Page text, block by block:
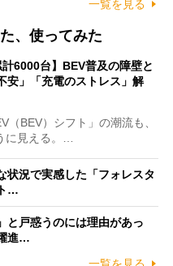
一覧を見る
、使ってみた
計6000台】BEV普及の障壁と
安」「充電のストレス」解
BEV）シフト」の潮流も、
に見える。…
状況で実感した「フォレスタ
…
と戸惑うのには理由があっ
進…
一覧を見る